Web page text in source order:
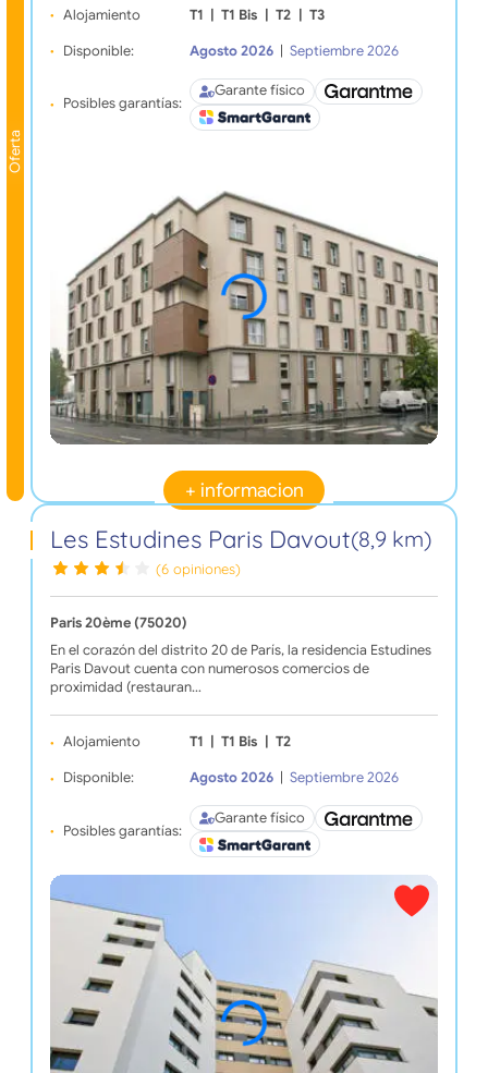
Oferta
Alojamiento T1 T1 Bis T2 T3
Disponible: Agosto 2026 Septiembre 2026
Posibles garantías:
Garante físico
+ informacion
Les Estudines Paris Davout(8,9 km)
(6 opiniones)
Paris 20ème (75020)
En el corazón del distrito 20 de París, la residencia Estudines
Paris Davout cuenta con numerosos comercios de
proximidad (restauran…
Alojamiento T1 T1 Bis T2
Disponible: Agosto 2026 Septiembre 2026
Posibles garantías:
Garante físico